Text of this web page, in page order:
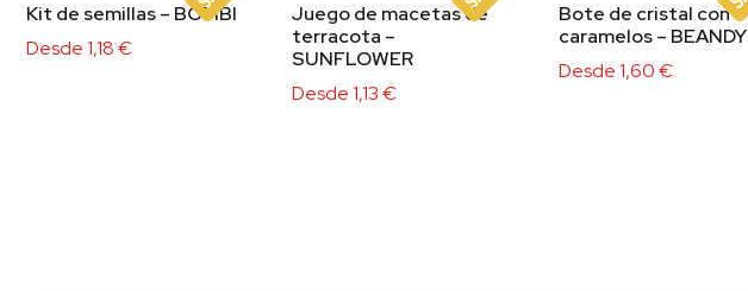
Kit de semillas – BOMBI
Desde1,18€
Juego de macetas de
terracota –
SUNFLOWER
Desde1,13€
Bote de cristal con
caramelos – BEANDY
Desde1,60€